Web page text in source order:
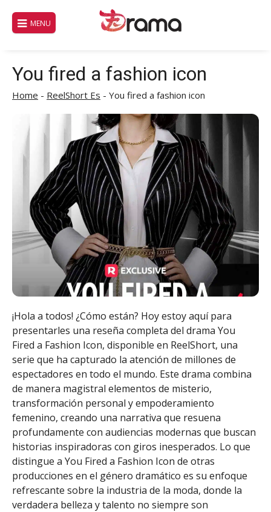
contenido
MENU
You fired a fashion icon
Home - ReelShort Es - You fired a fashion icon
¡Hola a todos! ¿Cómo están? Hoy estoy aquí para
presentarles una reseña completa del drama You
Fired a Fashion Icon, disponible en ReelShort, una
serie que ha capturado la atención de millones de
espectadores en todo el mundo. Este drama combina
de manera magistral elementos de misterio,
transformación personal y empoderamiento
femenino, creando una narrativa que resuena
profundamente con audiencias modernas que buscan
historias inspiradoras con giros inesperados. Lo que
distingue a You Fired a Fashion Icon de otras
producciones en el género dramático es su enfoque
refrescante sobre la industria de la moda, donde la
verdadera belleza y talento no siempre son